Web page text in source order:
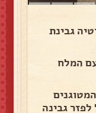
גבינת
המלח
גבינה